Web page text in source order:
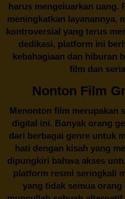
harus mengeluarkan uang.
meningkatkan layanannya,
kontroversial yang terus
dedikasi, platform ini
kebahagiaan dan hiburan
film dan
Nonton Film
Menonton film merupakan
digital ini. Banyak orang
dari berbagai genre untuk
hati dengan kisah yang
dipungkiri bahwa akses
platform resmi seringkali
yang tidak semua